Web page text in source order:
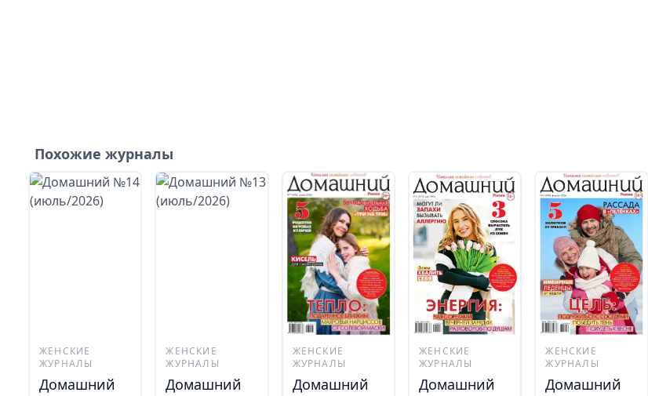
Похожие журналы
ЖЕНСКИЕ
ЖУРНАЛЫ
Домашний
ЖЕНСКИЕ
ЖУРНАЛЫ
Домашний
ЖЕНСКИЕ
ЖУРНАЛЫ
Домашний
ЖЕНСКИЕ
ЖУРНАЛЫ
Домашний
ЖЕНСКИЕ
ЖУРНАЛЫ
Домашний